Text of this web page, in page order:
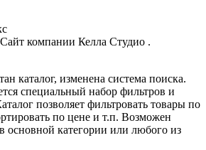
каталог, изменена система поиска.
специальный набор фильтров и
позволяет фильтровать товары по
по цене и т.п. Возможен
основной категории или любого из